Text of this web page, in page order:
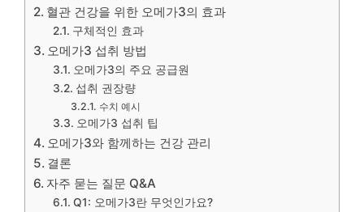
혈관 건강을 위한 오메가3의 효과
구체적인 효과
오메가3 섭취 방법
오메가3의 주요 공급원
섭취 권장량
수치 예시
오메가3 섭취 팁
오메가3와 함께하는 건강 관리
결론
자주 묻는 질문 Q&A
Q1: 오메가3란 무엇인가요?